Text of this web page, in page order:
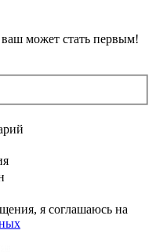
может стать первым!
я соглашаюсь на